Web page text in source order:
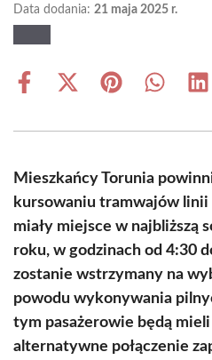
Data dodania: 21 maja 2025 r.
Share
Share
(Twitter)
Share Share
Mieszkańcy Torunia
kursowaniu tramwajów linii
miały miejsce w najbliższą
roku, w godzinach od 4:30
zostanie wstrzymany na
powodu wykonywania
tym pasażerowie będą
alternatywne połączenie